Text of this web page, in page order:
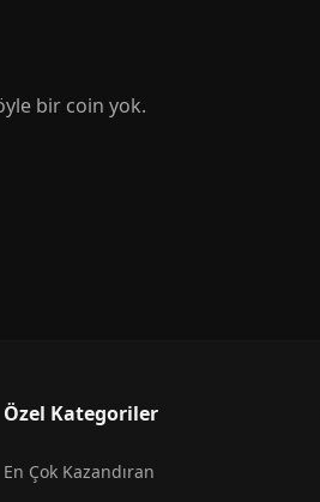
bir coin yok.
Özel Kategoriler
En Çok Kazandıran